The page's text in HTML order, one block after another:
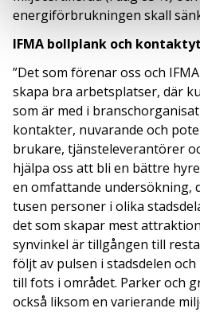
energiförbrukningen skall
IFMA bollplank och
”Det som förenar oss och
skapa bra arbetsplatser, där
som är med i
kontakter, nuvarande och
brukare, tjänsteleverantörer
hjälpa oss att bli en bättre
en omfattande undersökning,
tusen personer i olika
det som skapar mest
synvinkel är tillgången till
följt av pulsen i stadsdelen
till fots i området. Parker och
också liksom en varierande